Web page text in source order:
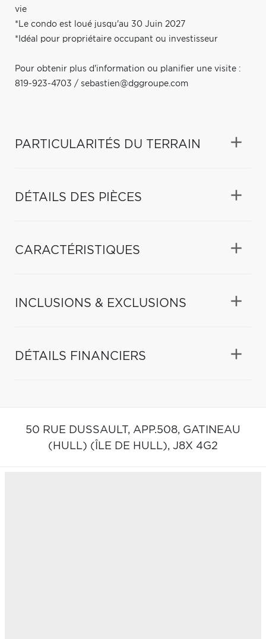
vie
*Le condo est loué jusqu'au 30 Juin 2027
*Idéal pour propriétaire occupant ou investisseur
Pour obtenir plus d'information ou planifier une visite :
819-923-4703 / sebastien@dggroupe.com
PARTICULARITÉS DU TERRAIN
DÉTAILS DES PIÈCES
CARACTÉRISTIQUES
INCLUSIONS & EXCLUSIONS
DÉTAILS FINANCIERS
50 RUE DUSSAULT, APP.508, GATINEAU
(HULL) (ÎLE DE HULL), J8X 4G2